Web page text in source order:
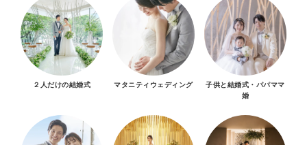
２人だけの結婚式 マタニティウェディング
子供と結婚式・パパママ
婚